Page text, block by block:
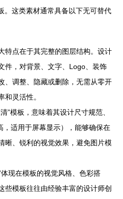
。这类素材通常具备以下无可替代
特点在于其完整的图层结构。设计
件，对背景、文字、Logo、装饰
、调整、隐藏或删除，无需从零开
和灵活性。
”模板，意味着其设计尺寸规范、
适用于屏幕显示），能够确保在
晰、锐利的视觉效果，避免图片模
”体现在模板的视觉风格、色彩搭
些模板往往由经验丰富的设计师创